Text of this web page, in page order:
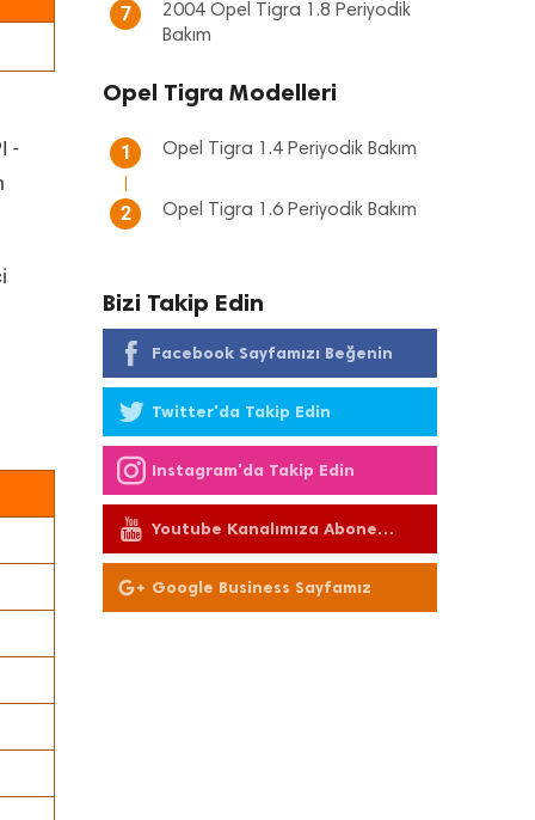
-
7
2004 Opel Tigra 1.8 Periyodik
Bakım
Opel Tigra Modelleri
1 Opel Tigra 1.4 Periyodik Bakım
2 Opel Tigra 1.6 Periyodik Bakım
Bizi Takip Edin
Facebook Sayfamızı Beğenin
Twitter'da Takip Edin
Instagram'da Takip Edin
Youtube Kanalımıza Abone
Olun
Google Business Sayfamız